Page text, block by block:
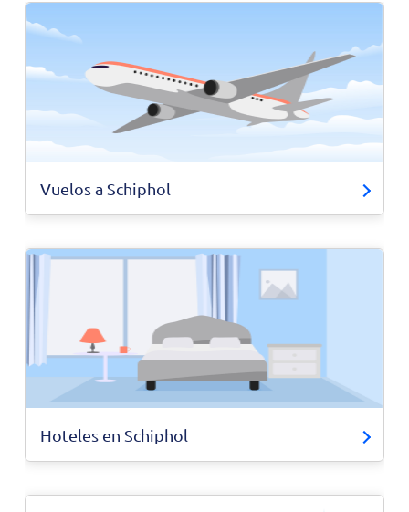
Vuelos a Schiphol
Hoteles en Schiphol